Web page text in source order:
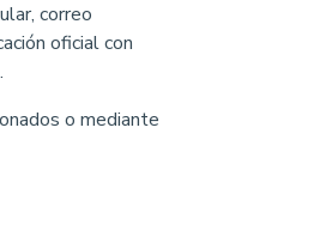
correo
oficial con
o mediante